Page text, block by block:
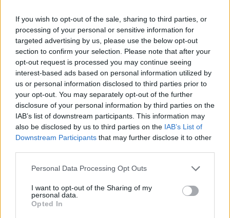
If you wish to opt-out of the sale, sharing to third parties, or
processing of your personal or sensitive information for
targeted advertising by us, please use the below opt-out
section to confirm your selection. Please note that after your
opt-out request is processed you may continue seeing
interest-based ads based on personal information utilized by
us or personal information disclosed to third parties prior to
your opt-out. You may separately opt-out of the further
disclosure of your personal information by third parties on the
IAB’s list of downstream participants. This information may
also be disclosed by us to third parties on the IAB’s List of
Downstream Participants that may further disclose it to other
Personal Data Processing Opt Outs
I want to opt-out of the Sharing of my
personal data.
Opted In
12.08.2024